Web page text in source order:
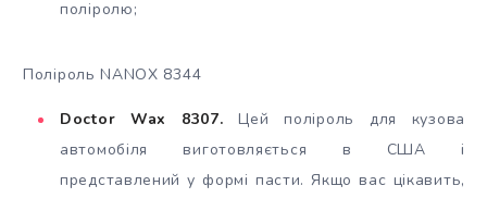
поліролю;
Поліроль NANOX 8344
Doctor Wax 8307. Цей поліроль для кузова
автомобіля виготовляється в США і
представлений у формі пасти. Якщо вас цікавить,